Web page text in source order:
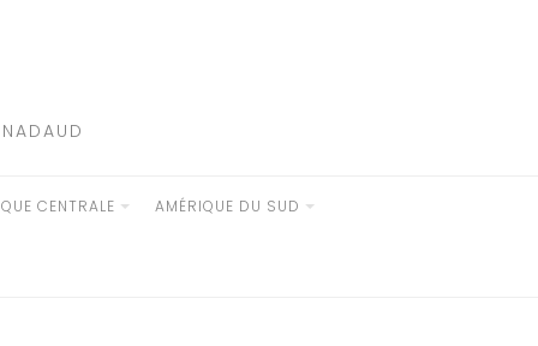
CENTRALE AMÉRIQUE DU SUD